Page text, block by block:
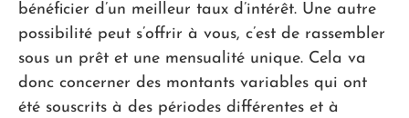
bénéficier d’un meilleur taux d’intérêt. Une autre
possibilité peut s’offrir à vous, c’est de rassembler
sous un prêt et une mensualité unique. Cela va
donc concerner des montants variables qui ont
été souscrits à des périodes différentes et à